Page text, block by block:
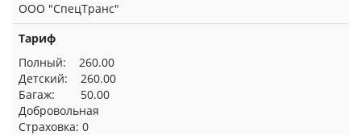
ООО "СпецТранс"
Тариф
Полный: 260.00
Детский: 260.00
Багаж: 50.00
Добровольная
Страховка: 0